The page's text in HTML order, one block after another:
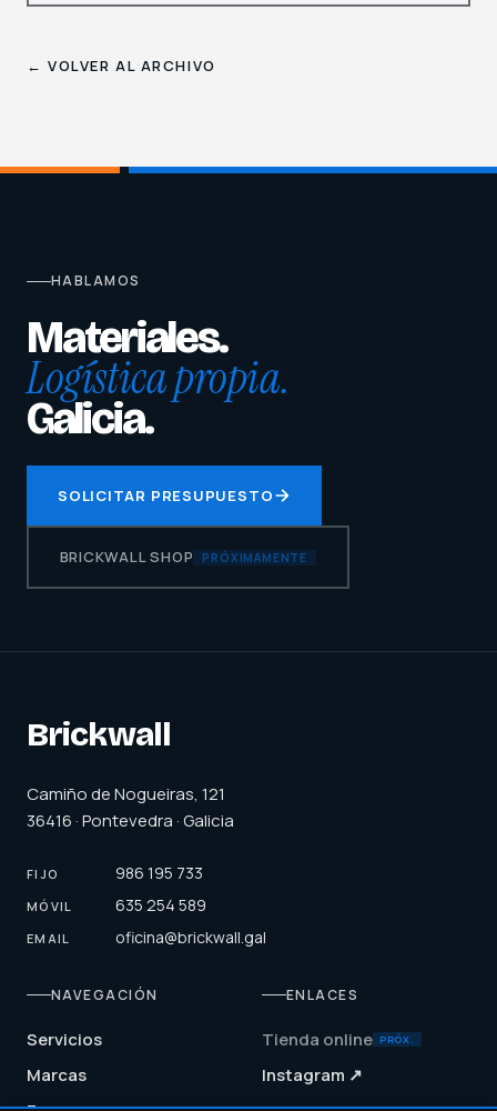
← VOLVER AL ARCHIVO
HABLAMOS
Materiales.
Logística propia.
Galicia.
SOLICITAR PRESUPUESTO
BRICKWALL SHOP PRÓXIMAMENTE
Brickwall
Camiño de Nogueiras, 121
36416 · Pontevedra · Galicia
FIJO 986 195 733
MÓVIL 635 254 589
EMAIL oficina@brickwall.gal
NAVEGACIÓN
Servicios
Marcas
ENLACES
Tienda online PRÓX.
Instagram ↗